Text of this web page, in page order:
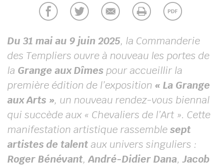
Du 31 mai au 9 juin 2025, la Commanderie
des Templiers ouvre à nouveau les portes de
la Grange aux Dîmes pour accueillir la
première édition de l’exposition « La Grange
aux Arts », un nouveau rendez-vous biennal
qui succède aux « Chevaliers de l’Art ». Cette
manifestation artistique rassemble sept
artistes de talentaux univers singuliers :
Roger Bénévant,André-Didier Dana,Jacob